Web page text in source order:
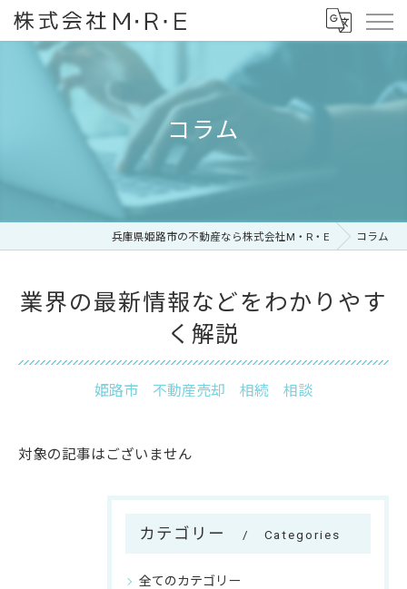
コラム
兵庫県姫路市の不動産なら株式会社M・R・E コラム
業界の最新情報などをわかりやす
く解説
姫路市 不動産売却 相続 相談
対象の記事はございません
カテゴリー Categories
全てのカテゴリー